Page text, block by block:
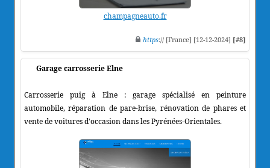
champagneauto.fr
https:// [France] [12-12-2024] [#8]
Garage carrosserie Elne
Carrosserie puig à Elne : garage spécialisé en peinture
automobile, réparation de pare-brise, rénovation de phares et
vente de voitures d'occasion dans les Pyrénées-Orientales.